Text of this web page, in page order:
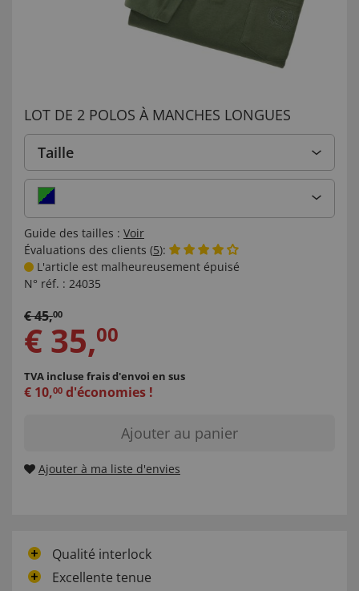
LOT DE 2 POLOS À MANCHES LONGUES
Taille
Guide des tailles : Voir
Évaluations des clients (5):
L'article est malheureusement épuisé
N° réf. : 24035
€45,00
€ 35,00
TVA incluse frais d'envoi en sus
€ 10,00 d'économies !
Ajouter au panier
Ajouter à ma liste d'envies
Qualité interlock
Excellente tenue